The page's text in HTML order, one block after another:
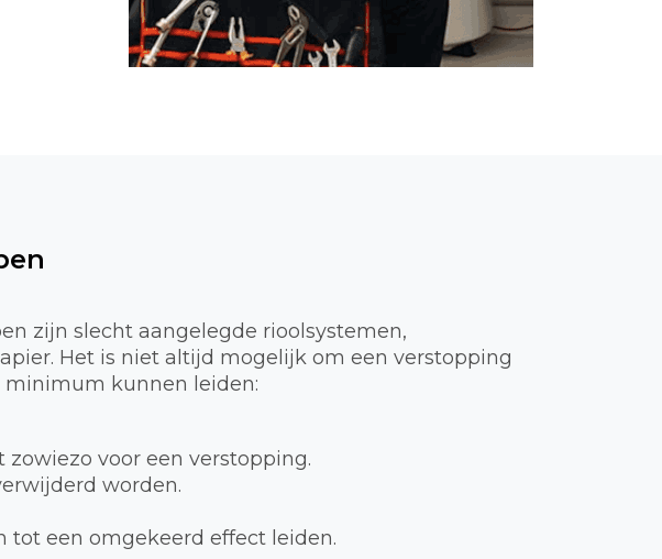
zijn slecht aangelegde rioolsystemen,
Het is niet altijd mogelijk om een verstopping
kunnen leiden:
voor een verstopping.
worden.
tot een omgekeerd effect leiden.